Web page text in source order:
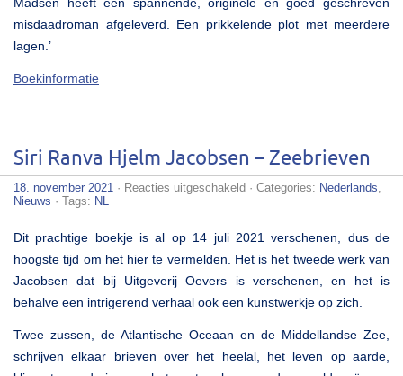
misdaadroman afgeleverd. Een prikkelende plot met meerdere
lagen.’
Boekinformatie
Siri Ranva Hjelm Jacobsen – Zeebrieven
18. november 2021 · Reacties uitgeschakeldvoor
Jacobsen
–
Zeebrieven
· Categories: Nederlands,
Nieuws · Tags: NL
Dit prachtige boekje is al op 14 juli 2021 verschenen, dus de
hoogste tijd om het hier te vermelden. Het is het tweede werk van
Jacobsen dat bij Uitgeverij Oevers is verschenen, en het is
behalve een intrigerend verhaal ook een kunstwerkje op zich.
Twee zussen, de Atlantische Oceaan en de Middellandse Zee,
schrijven elkaar brieven over het heelal, het leven op aarde,